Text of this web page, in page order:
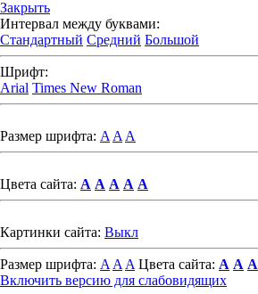
Закрыть
Интервал между буквами:
Стандартный Средний Большой
Шрифт:
Arial Times New Roman
Размер шрифта: A A A
Цвета сайта: A A A A A
Картинки сайта: Выкл
Размер шрифта: A A A Цвета сайта: A A A
Включить версию для слабовидящих